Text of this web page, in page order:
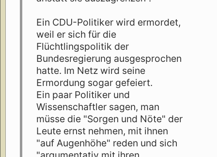
Ein CDU-Politiker wird ermordet,
weil er sich für die
Flüchtlingspolitik der
Bundesregierung ausgesprochen
hatte. Im Netz wird seine
Ermordung sogar gefeiert.
Ein paar Politiker und
Wissenschaftler sagen, man
müsse die "Sorgen und Nöte" der
Leute ernst nehmen, mit ihnen
"auf Augenhöhe" reden und sich